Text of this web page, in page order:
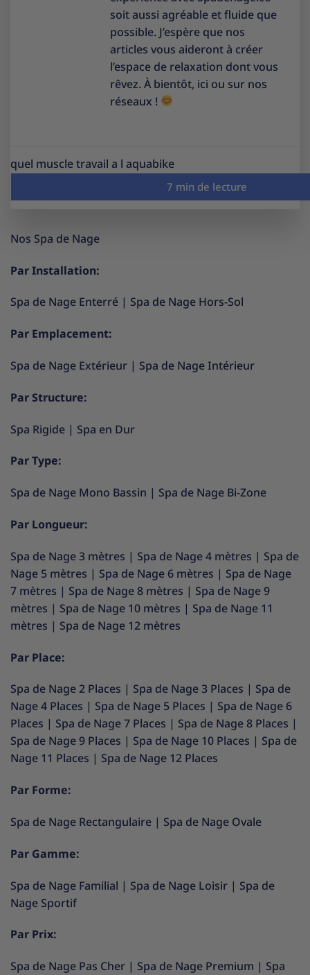
soit aussi agréable et fluide que
possible. J’espère que nos
articles vous aideront à créer
l’espace de relaxation dont vous
rêvez. À bientôt, ici ou sur nos
réseaux !
quel muscle travail a l aquabike
Nos Spa de Nage
Par Installation:
Spa de Nage Enterré | Spa de Nage Hors-Sol
Par Emplacement:
Spa de Nage Extérieur | Spa de Nage Intérieur
Par Structure:
Spa Rigide | Spa en Dur
Par Type:
Spa de Nage Mono Bassin | Spa de Nage Bi-Zone
Par Longueur:
Spa de Nage 3 mètres | Spa de Nage 4 mètres | Spa de
Nage 5 mètres | Spa de Nage 6 mètres | Spa de Nage
7 mètres | Spa de Nage 8 mètres | Spa de Nage 9
mètres | Spa de Nage 10 mètres | Spa de Nage 11
mètres | Spa de Nage 12 mètres
Par Place:
Spa de Nage 2 Places | Spa de Nage 3 Places | Spa de
Nage 4 Places | Spa de Nage 5 Places | Spa de Nage 6
Places | Spa de Nage 7 Places | Spa de Nage 8 Places |
Spa de Nage 9 Places | Spa de Nage 10 Places | Spa de
Nage 11 Places | Spa de Nage 12 Places
Par Forme:
Spa de Nage Rectangulaire | Spa de Nage Ovale
Par Gamme:
Spa de Nage Familial | Spa de Nage Loisir | Spa de
Nage Sportif
Par Prix:
Spa de Nage Pas Cher | Spa de Nage Premium | Spa